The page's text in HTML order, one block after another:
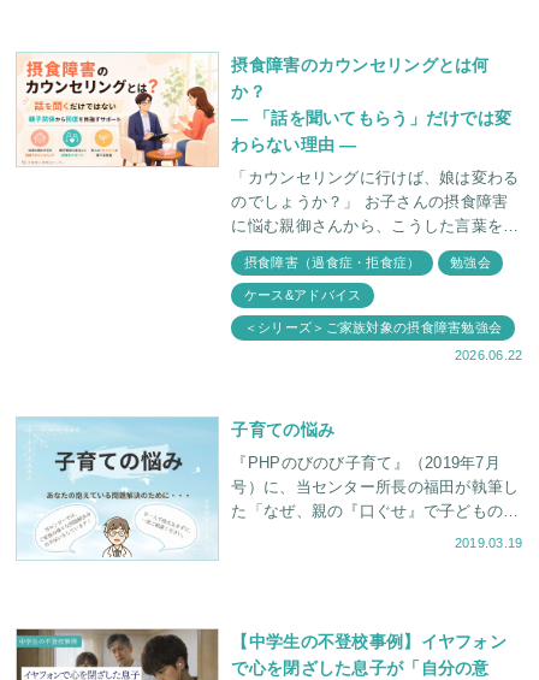
摂食障害のカウンセリングとは何
か？
― 「話を聞いてもらう」だけでは変
わらない理由 ―
「カウンセリングに行けば、娘は変わる
のでしょうか？」 お子さんの摂食障害
に悩む親御さんから、こうした言葉をよ
くいただきます。 カウンセリングとい
うと、苦しい気持ちを受け止めてもらう
場所とい
摂食障害（過食症・拒食症） 勉強会
ケース&アドバイス
＜シリーズ＞ご家族対象の摂食障害勉強会
2026.06.22
子育ての悩み
『PHPのびのび子育て』（2019年7月
号）に、当センター所長の福田が執筆し
た「なぜ、親の『口ぐせ』で子どもの性
格が変わるのか？」という記事が掲載さ
2019.03.19
【中学生の不登校事例】イヤフォン
で心を閉ざした息子が「自分の意